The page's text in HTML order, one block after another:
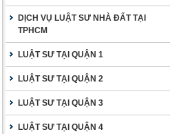
DỊCH VỤ LUẬT SƯ NHÀ ĐẤT TẠI
TPHCM
LUẬT SƯ TẠI QUẬN 1
LUẬT SƯ TẠI QUẬN 2
LUẬT SƯ TẠI QUẬN 3
LUẬT SƯ TẠI QUẬN 4